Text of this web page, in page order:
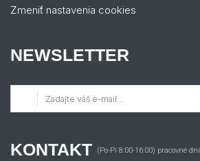
Zmeniť nastavenia cookies
NEWSLETTER
KONTAKT (Po-Pi 8:00-16:00) pracovné dni